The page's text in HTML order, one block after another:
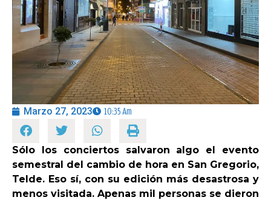
CANARIAS
5ª COLUMNA
CARTAS DEL DIRECTOR
ENTREVISTAS
OPINIÓN
PROGRAMAS
Marzo 27, 2023 10:35 Am
Sólo los conciertos salvaron algo el evento
semestral del cambio de hora en San Gregorio,
Telde. Eso sí, con su edición más desastrosa y
menos visitada. Apenas mil personas se dieron